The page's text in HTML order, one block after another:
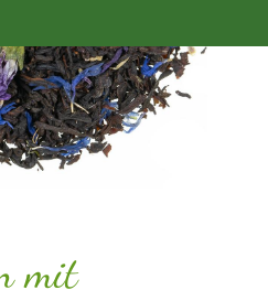
mit